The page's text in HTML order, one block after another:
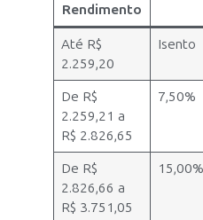
Rendimento
Até R$
2.259,20
Isento
De R$
2.259,21 a
R$ 2.826,65
7,50%
De R$
2.826,66 a
R$ 3.751,05
15,00%